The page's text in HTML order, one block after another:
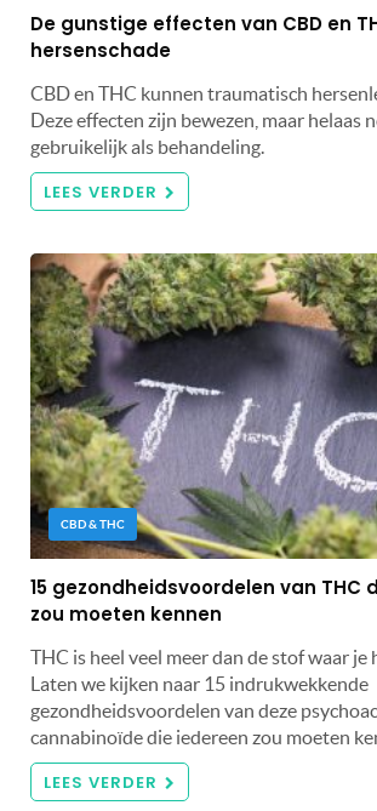
De gunstige effecten van CBD en
hersenschade
CBD en THC kunnen traumatisch
Deze effecten zijn bewezen, maar helaas
gebruikelijk als behandeling.
LEES VERDER
CBD & THC
15 gezondheidsvoordelen van THC
zou moeten kennen
THC is heel veel meer dan de stof waar je
Laten we kijken naar 15 indrukwekkende
gezondheidsvoordelen van deze
cannabinoïde die iedereen zou moeten
LEES VERDER